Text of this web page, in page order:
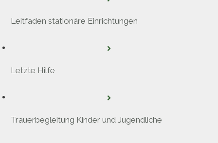
Leitfaden stationäre Einrichtungen
Letzte Hilfe
Trauerbegleitung Kinder und Jugendliche